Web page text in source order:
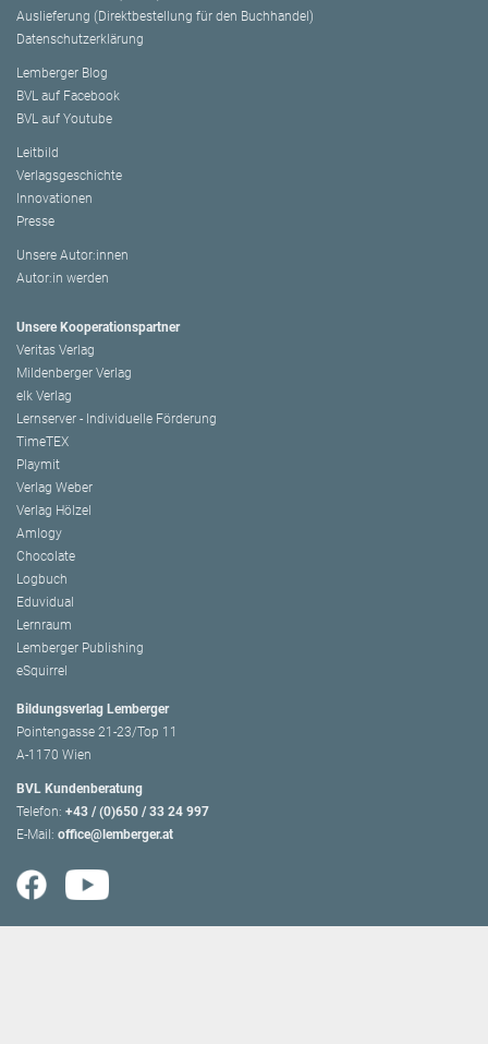
Auslieferung (Direktbestellung für den Buchhandel)
Datenschutzerklärung
Lemberger Blog
BVL auf Facebook
BVL auf Youtube
Leitbild
Verlagsgeschichte
Innovationen
Presse
Unsere Autor:innen
Autor:in werden
Unsere Kooperationspartner
Veritas Verlag
Mildenberger Verlag
elk Verlag
Lernserver - Individuelle Förderung
TimeTEX
Playmit
Verlag Weber
Verlag Hölzel
Amlogy
Chocolate
Logbuch
Eduvidual
Lernraum
Lemberger Publishing
eSquirrel
Bildungsverlag Lemberger
Pointengasse 21-23/Top 11
A-1170 Wien
BVL Kundenberatung
Telefon: +43 / (0)650 / 33 24 997
E-Mail: office@lemberger.at